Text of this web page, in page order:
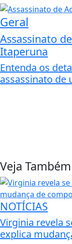
Geral
Assassinato
Itaperuna
Entenda os
assassinato de
Veja Também
NOTÍCIAS
Virginia revela
explica